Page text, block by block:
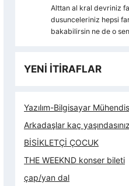
Alttan al kral devriniz
dusunceleriniz hepsi
bakabilirsin ne de o
YENİ İTİRAFLAR
Yazılım-Bilgisayar
Arkadaşlar kaç yaşındasınız
BİSİKLETÇİ ÇOCUK
THE WEEKND konser bileti
çap/yan dal